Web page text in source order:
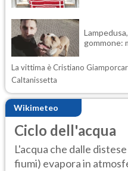
gommone:
La vittima è Cristiano
Caltanissetta
Wikimeteo
Ciclo dell'acqua
L'acqua che dalle
fiumi) evapora in